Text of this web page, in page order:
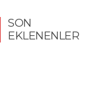
SON
EKLENENLER